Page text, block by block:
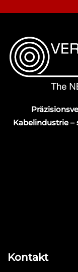
Kabelindustrie –
Kontakt